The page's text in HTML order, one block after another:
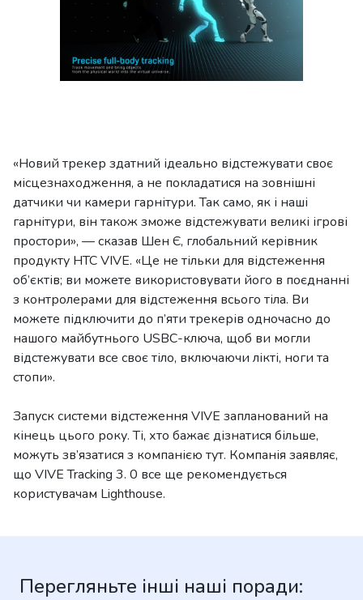
«Новий трекер здатний ідеально відстежувати своє
місцезнаходження, а не покладатися на зовнішні
датчики чи камери гарнітури. Так само, як і наші
гарнітури, він також зможе відстежувати великі ігрові
простори», — сказав Шен Є, глобальний керівник
продукту HTC VIVE. «Це не тільки для відстеження
об’єктів; ви можете використовувати його в поєднанні
з контролерами для відстеження всього тіла. Ви
можете підключити до п’яти трекерів одночасно до
нашого майбутнього USBC-ключа, щоб ви могли
відстежувати все своє тіло, включаючи лікті, ноги та
стопи».
Запуск системи відстеження VIVE запланований на
кінець цього року. Ті, хто бажає дізнатися більше,
можуть зв’язатися з компанією тут. Компанія заявляє,
що VIVE Tracking 3. 0 все ще рекомендується
користувачам Lighthouse.
Перегляньте інші наші поради: